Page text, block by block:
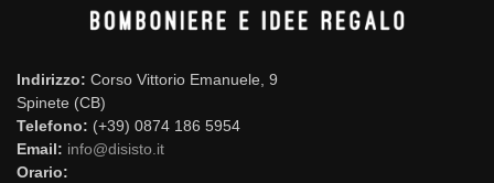
Indirizzo: Corso Vittorio Emanuele, 9
Spinete (CB)
Telefono: (+39) 0874 186 5954
Email: info@disisto.it
Orario: